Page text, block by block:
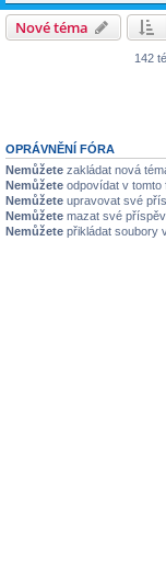
Nové téma
142
OPRÁVNĚNÍ FÓRA
Nemůžete zakládat nová
Nemůžete odpovídat v tomto
Nemůžete upravovat své
Nemůžete mazat své
Nemůžete přikládat soubory